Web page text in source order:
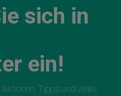
sich in
ein!
Tipps und vieles